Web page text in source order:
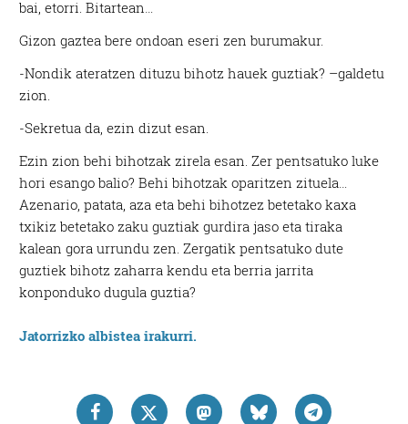
bai, etorri. Bitartean…
Gizon gaztea bere ondoan eseri zen burumakur.
-Nondik ateratzen dituzu bihotz hauek guztiak? –galdetu
zion.
-Sekretua da, ezin dizut esan.
Ezin zion behi bihotzak zirela esan. Zer pentsatuko luke
hori esango balio? Behi bihotzak oparitzen zituela…
Azenario, patata, aza eta behi bihotzez betetako kaxa
txikiz betetako zaku guztiak gurdira jaso eta tiraka
kalean gora urrundu zen. Zergatik pentsatuko dute
guztiek bihotz zaharra kendu eta berria jarrita
konponduko dugula guztia?
Jatorrizko albistea irakurri.